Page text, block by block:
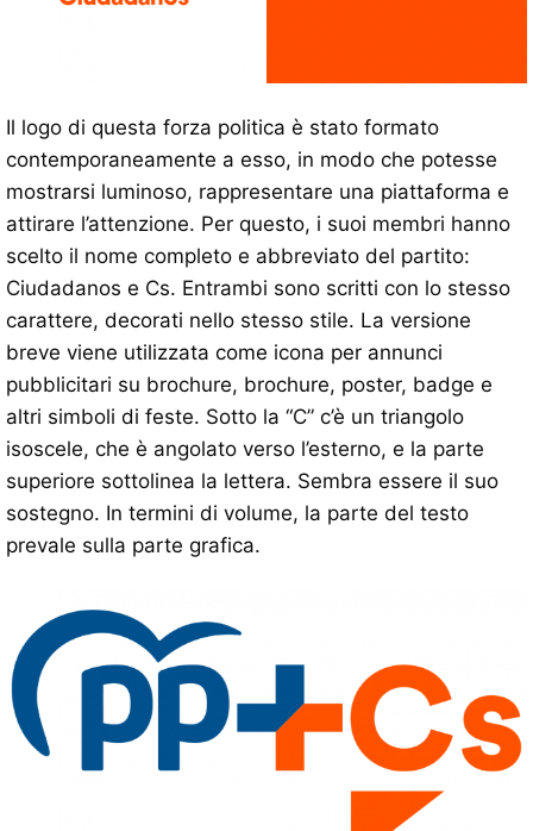
Il logo di questa forza politica è stato formato
contemporaneamente a esso, in modo che potesse
mostrarsi luminoso, rappresentare una piattaforma e
attirare l’attenzione. Per questo, i suoi membri hanno
scelto il nome completo e abbreviato del partito:
Ciudadanos e Cs. Entrambi sono scritti con lo stesso
carattere, decorati nello stesso stile. La versione
breve viene utilizzata come icona per annunci
pubblicitari su brochure, brochure, poster, badge e
altri simboli di feste. Sotto la “C” c’è un triangolo
isoscele, che è angolato verso l’esterno, e la parte
superiore sottolinea la lettera. Sembra essere il suo
sostegno. In termini di volume, la parte del testo
prevale sulla parte grafica.